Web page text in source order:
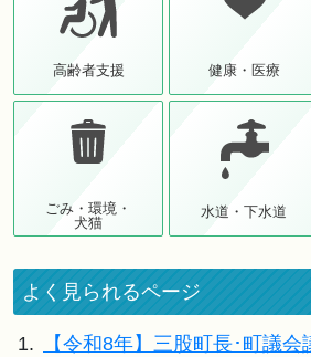
高齢者支援 健康・医療
ごみ・環境・
犬猫
水道・下水道
よく見られるページ
1.
【令和8年】三股町長･町議